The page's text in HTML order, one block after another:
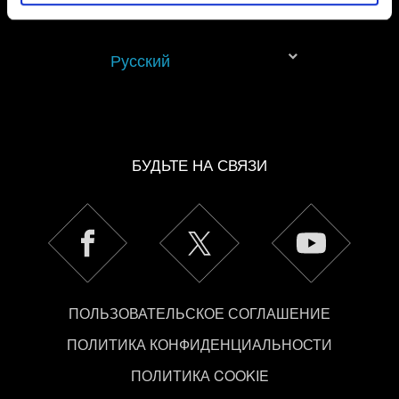
партнёрами, чтобы показывать вам материалы,
cookie требуют вашего разрешения.
«Настройки» ниже.
Русский
БУДЬТЕ НА СВЯЗИ
ПОЛЬЗОВАТЕЛЬСКОЕ СОГЛАШЕНИЕ
ПОЛИТИКА КОНФИДЕНЦИАЛЬНОСТИ
ПОЛИТИКА COOKIE